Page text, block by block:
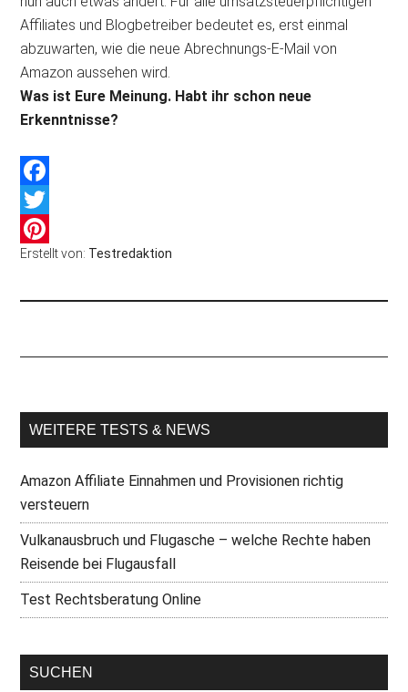
Affiliates und Blogbetreiber bedeutet es, erst einmal
abzuwarten, wie die neue Abrechnungs-E-Mail von
Amazon aussehen wird.
Was ist Eure Meinung. Habt ihr schon neue
Erkenntnisse?
Facebook
Twitter
Pinterest
Erstellt von: Testredaktion
WEITERE TESTS & NEWS
Amazon Affiliate Einnahmen und Provisionen richtig
versteuern
Vulkanausbruch und Flugasche – welche Rechte haben
Reisende bei Flugausfall
Test Rechtsberatung Online
SUCHEN